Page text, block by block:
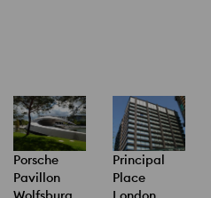
Porsche
Pavillon
Principal
Place